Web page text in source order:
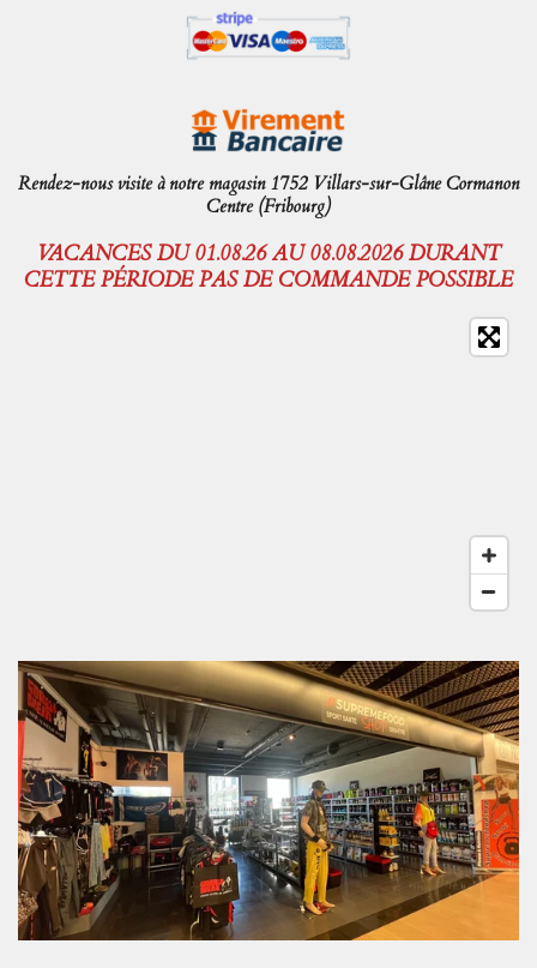
Rendez-nous visite à notre magasin 1752 Villars-sur-Glâne Cormanon
Centre (Fribourg)
VACANCES DU 01.08.26 AU 08.08.2026 DURANT
CETTE PÉRIODE PAS DE COMMANDE POSSIBLE